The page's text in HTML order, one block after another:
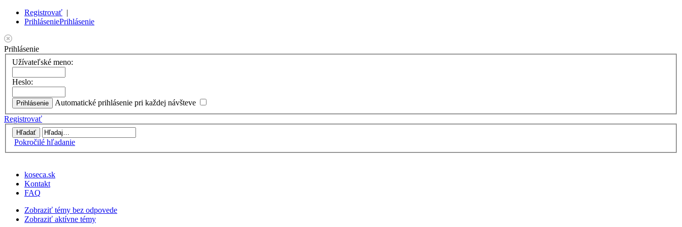
Registrovať |
PrihláseniePrihlásenie
Prihlásenie
Užívateľské meno:
Heslo:
Automatické prihlásenie pri každej návšteve
Registrovať
Pokročilé hľadanie
koseca.sk
Kontakt
FAQ
Zobraziť témy bez odpovede
Zobraziť aktívne témy